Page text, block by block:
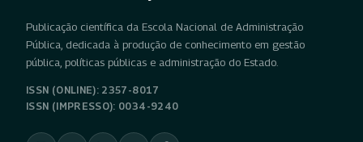
Publicação científica da Escola Nacional de Administração
Pública, dedicada à produção de conhecimento em gestão
pública, políticas públicas e administração do Estado.
ISSN (ONLINE): 2357-8017
ISSN (IMPRESSO): 0034-9240